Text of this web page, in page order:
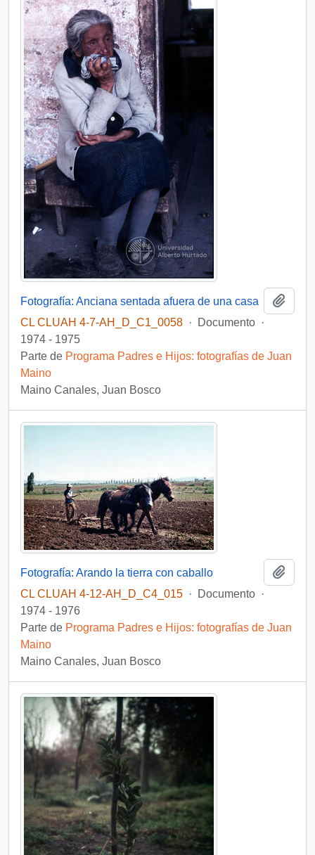
Fotografía: Anciana sentada afuera de una casa
CL CLUAH 4-7-AH_D_C1_0058 · Documento ·
1974 - 1975
Parte de Programa Padres e Hijos: fotografías de Juan
Maino
Maino Canales, Juan Bosco
Fotografía: Arando la tierra con caballo
CL CLUAH 4-12-AH_D_C4_015 · Documento ·
1974 - 1976
Parte de Programa Padres e Hijos: fotografías de Juan
Maino
Maino Canales, Juan Bosco